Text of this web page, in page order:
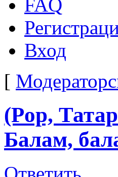
FAQ
Вход
[
(Pop,
Балам,